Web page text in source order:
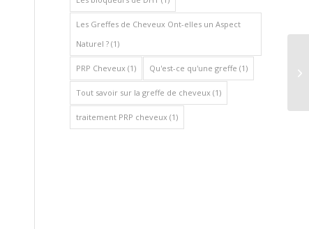
Les Greffes de Cheveux Ont-elles un Aspect
Naturel ? (1)
PRP Cheveux (1) Qu'est-ce qu'une greffe (1)
Tout savoir sur la greffe de cheveux (1)
traitement PRP cheveux (1)